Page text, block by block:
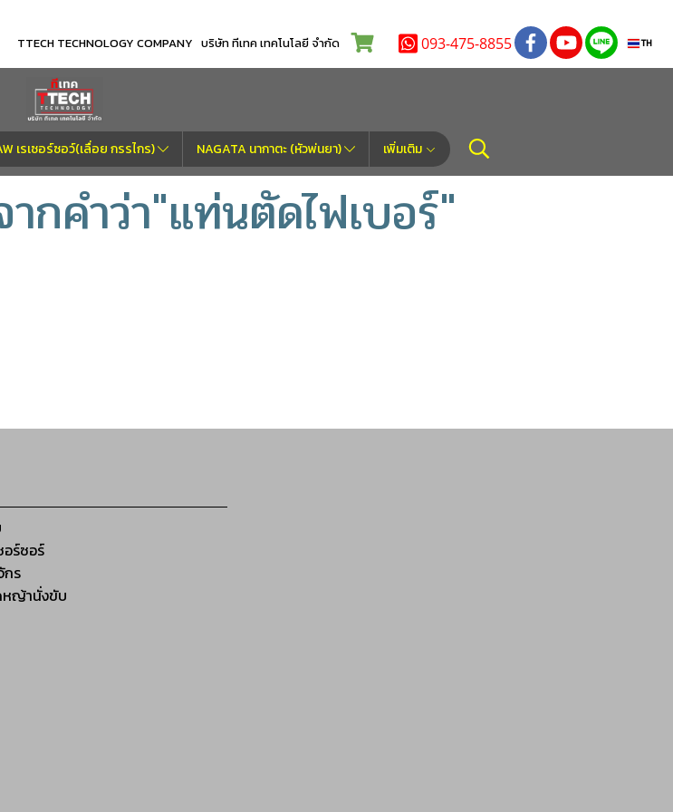
TTECH TECHNOLOGY COMPANY บริษัท ทีเทค เทคโนโลยี จำกัด 093-475-8855 TH
เรเซอร์ซอว์(เลื่อย กรรไกร) NAGATA นากาตะ (หัวพ่นยา) เพิ่มเติม
กคำว่า"แท่นตัดไฟเบอร์"
อร์ซอร์
กร
หญ้านั่งขับ